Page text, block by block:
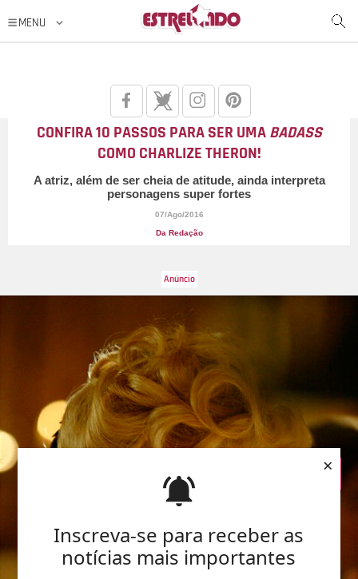
Inscreva-se para receber as
notícias mais importantes
×
CONFIRA 10 PASSOS PARA SER UMABADASS
COMO CHARLIZE THERON!
A atriz, além de ser cheia de atitude, ainda interpreta
personagens super fortes
07/Ago/2016
Da Redação